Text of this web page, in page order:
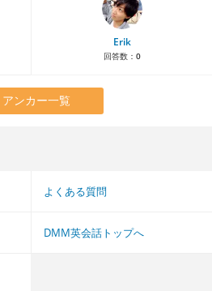
Erik
回答数： 0
アンカー一覧
よくある質問
DMM英会話トップへ